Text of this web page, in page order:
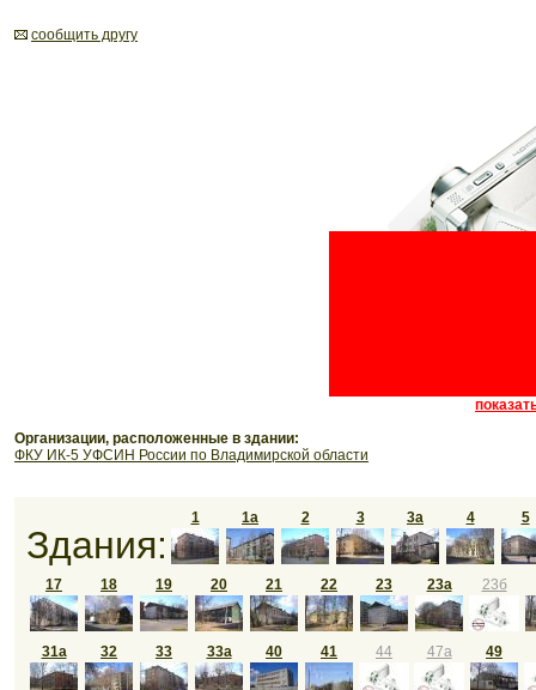
cообщить другу
Организации, расположенные в здании:
ФКУ ИК-5 УФСИН России по Владимирской области
Здания:
1 1а 2 3 3а 4 5
17 18 19 20 21 22 23 23а 23б
31а 32 33 33а 40 41 44 47а 49